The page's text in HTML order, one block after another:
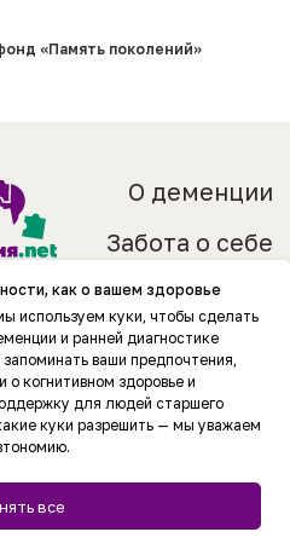
«Память поколений»
как о вашем здоровье
используем куки, чтобы сделать
и ранней диагностике
ваши предпочтения,
о когнитивном здоровье и
для людей старшего
куки разрешить — мы уважаем
все